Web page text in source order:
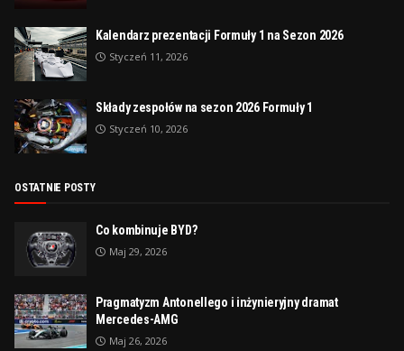
Kalendarz prezentacji Formuły 1 na Sezon 2026
Styczeń 11, 2026
Składy zespołów na sezon 2026 Formuły 1
Styczeń 10, 2026
OSTATNIE POSTY
Co kombinuje BYD?
Maj 29, 2026
Pragmatyzm Antonellego i inżynieryjny dramat
Mercedes-AMG
Maj 26, 2026